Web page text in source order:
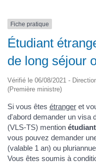
Fiche pratique
Étudiant
de long séjour
Vérifié le 06/08/2021 -
(Première ministre)
Si vous êtes étranger et
d'abord demander un visa
(VLS-TS) mention étudiant
vous pouvez demander
(valable 1 an) ou
Vous êtes soumis à